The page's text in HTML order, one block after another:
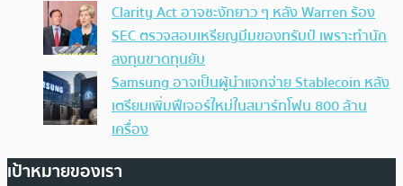
Clarity Act อาจชะงักยาว ๆ หลัง Warren ร้อง
SEC ตรวจสอบเหรียญมีมของทรัมป์ เพราะทำนัก
ลงทุนขาดทุนยับ
Samsung อาจเป็นผู้นำแจกจ่าย Stablecoin หลัง
เตรียมเพิ่มฟีเจอร์ใหม่ในสมาร์ทโฟน 800 ล้าน
เครื่อง
เป้าหมายของเรา